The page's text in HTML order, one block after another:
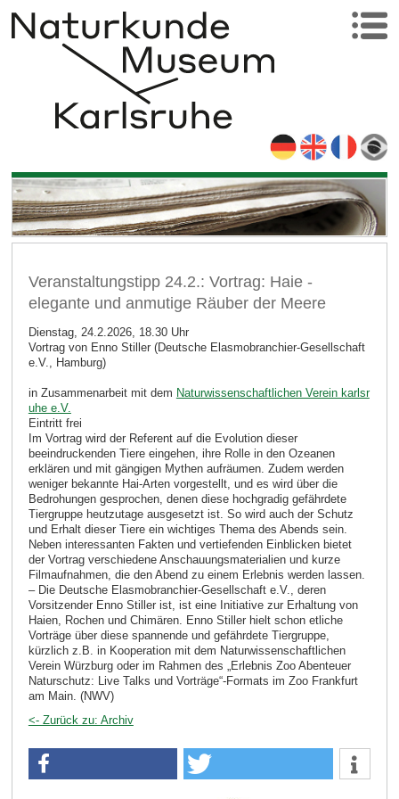
Veranstaltungstipp 24.2.: Vortrag: Haie -
elegante und anmutige Räuber der Meere
Dienstag, 24.2.2026, 18.30 Uhr
Vortrag von Enno Stiller (Deutsche Elasmobranchier-Gesellschaft
e.V., Hamburg)
in Zusammenarbeit mit dem Naturwissenschaftlichen Verein karlsr
uhe e.V.
Eintritt frei
Im Vortrag wird der Referent auf die Evolution dieser
beeindruckenden Tiere eingehen, ihre Rolle in den Ozeanen
erklären und mit gängigen Mythen aufräumen. Zudem werden
weniger bekannte Hai-Arten vorgestellt, und es wird über die
Bedrohungen gesprochen, denen diese hochgradig gefährdete
Tiergruppe heutzutage ausgesetzt ist. So wird auch der Schutz
und Erhalt dieser Tiere ein wichtiges Thema des Abends sein.
Neben interessanten Fakten und vertiefenden Einblicken bietet
der Vortrag verschiedene Anschauungsmaterialien und kurze
Filmaufnahmen, die den Abend zu einem Erlebnis werden lassen.
– Die Deutsche Elasmobranchier-Gesellschaft e.V., deren
Vorsitzender Enno Stiller ist, ist eine Initiative zur Erhaltung von
Haien, Rochen und Chimären. Enno Stiller hielt schon etliche
Vorträge über diese spannende und gefährdete Tiergruppe,
kürzlich z.B. in Kooperation mit dem Naturwissenschaftlichen
Verein Würzburg oder im Rahmen des „Erlebnis Zoo Abenteuer
Naturschutz: Live Talks und Vorträge“-Formats im Zoo Frankfurt
am Main. (NWV)
<- Zurück zu: Archiv